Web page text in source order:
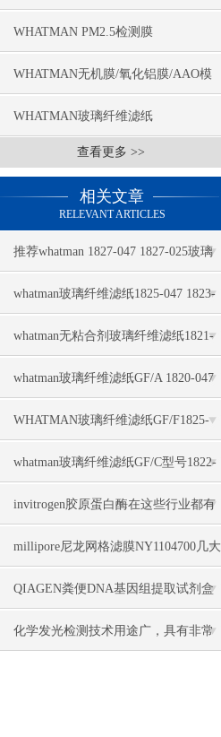
WHATMAN PM2.5检测膜
WHATMAN无机膜/氧化铝膜/AAO模
板
WHATMAN玻璃纤维滤纸
查看更多 >>
相关文章
RELEVANT ARTICLES
推荐whatman 1827-047 1827-025玻璃
纤维滤纸
whatman玻璃纤维滤纸1825-047 1823-
047推荐
whatman无粘合剂玻璃纤维滤纸1821-
110几大特点
whatman玻璃纤维滤纸GF/A 1820-047
几大特点
WHATMAN玻璃纤维滤纸GF/F1825-
047几大优势
whatman玻璃纤维滤纸GF/C型号1822-
047几大特点
invitrogen胶原蛋白酶在这些行业都有
广泛应用
millipore尼龙网格滤膜NY1104700几大
特点
QIAGEN粪便DNA基因组提取试剂盒
51604几大特点
化学发光检测技术用途广，具有非常